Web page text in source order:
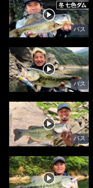
バス
バス
バス